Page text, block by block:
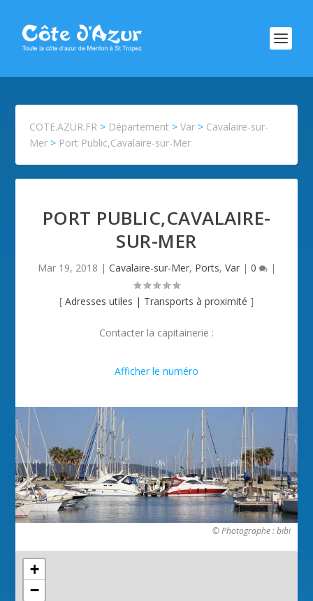
COTE.AZUR.FR > Département >Var > Cavalaire-sur-
Mer > Port Public,Cavalaire-sur-Mer
PORT PUBLIC,CAVALAIRE-
SUR-MER
Mar 19, 2018 | Cavalaire-sur-Mer, Ports, Var| 0 |
[ Adresses utiles | Transports à proximité ]
Contacter la capitainerie :
Afficher le numéro
© Photographe : bibi
+
−